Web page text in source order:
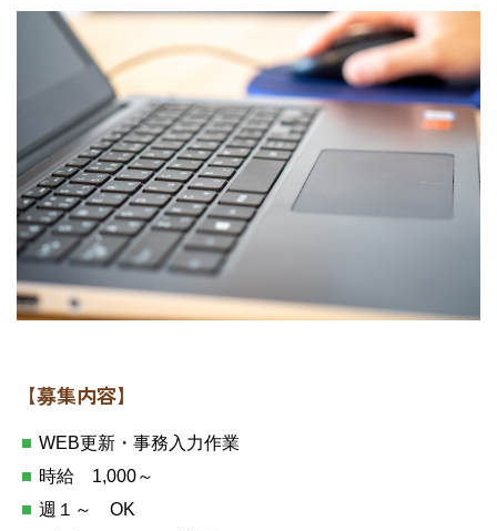
【募集内容】
WEB更新・事務入力作業
時給 1,000～
週１～ OK